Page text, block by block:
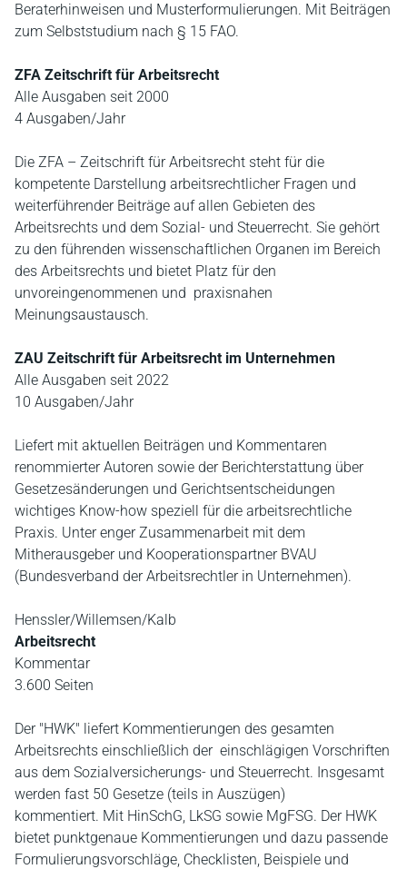
Beraterhinweisen und Musterformulierungen. Mit Beiträgen
zum Selbststudium nach § 15 FAO.
ZFA Zeitschrift für Arbeitsrecht
Alle Ausgaben seit 2000
4 Ausgaben/Jahr
Die ZFA – Zeitschrift für Arbeitsrecht steht für die
kompetente Darstellung arbeitsrechtlicher Fragen und
weiterführender Beiträge auf allen Gebieten des
Arbeitsrechts und dem Sozial- und Steuerrecht. Sie gehört
zu den führenden wissenschaftlichen Organen im Bereich
des Arbeitsrechts und bietet Platz für den
unvoreingenommenen und praxisnahen
Meinungsaustausch.
ZAU Zeitschrift für Arbeitsrecht im Unternehmen
Alle Ausgaben seit 2022
10 Ausgaben/Jahr
Liefert mit aktuellen Beiträgen und Kommentaren
renommierter Autoren sowie der Berichterstattung über
Gesetzesänderungen und Gerichtsentscheidungen
wichtiges Know-how speziell für die arbeitsrechtliche
Praxis. Unter enger Zusammenarbeit mit dem
Mitherausgeber und Kooperationspartner BVAU
(Bundesverband der Arbeitsrechtler in Unternehmen).
Henssler/Willemsen/Kalb
Arbeitsrecht
Kommentar
3.600 Seiten
Der "HWK" liefert Kommentierungen des gesamten
Arbeitsrechts einschließlich der einschlägigen Vorschriften
aus dem Sozialversicherungs- und Steuerrecht. Insgesamt
werden fast 50 Gesetze (teils in Auszügen)
kommentiert. Mit HinSchG, LkSG sowie MgFSG. Der HWK
bietet punktgenaue Kommentierungen und dazu passende
Formulierungsvorschläge, Checklisten, Beispiele und